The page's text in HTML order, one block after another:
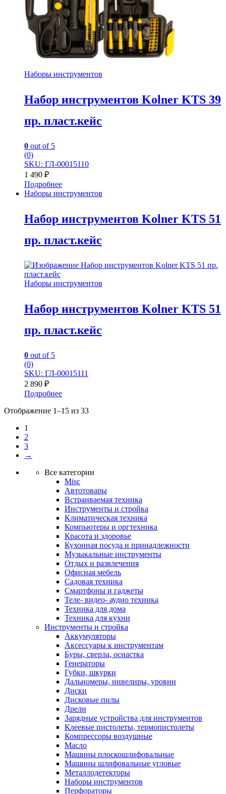
Наборы инструментов
Набор инструментов Kolner KTS 39
пр. пласт.кейс
0 out of 5
(0)
SKU: ГЛ-00015110
1 490 ₽
Подробнее
Наборы инструментов
Набор инструментов Kolner KTS 51
пр. пласт.кейс
Наборы инструментов
Набор инструментов Kolner KTS 51
пр. пласт.кейс
0 out of 5
(0)
SKU: ГЛ-00015111
2 890 ₽
Подробнее
Отображение 1–15 из 33
1
2
3
→
Все категории
Misc
Автотовары
Встраиваемая техника
Инструменты и стройка
Климатическая техника
Компьютеры и оргтехника
Красота и здоровье
Кухонная посуда и принадлежности
Музыкальные инструменты
Отдых и развлечения
Офисная мебель
Садовая техника
Смартфоны и гаджеты
Теле- видео- аудио техника
Техника для дома
Техника для кухни
Инструменты и стройка
Аккумуляторы
Аксессуары к инструментам
Буры, сверла, оснастка
Генераторы
Губки, шкурки
Дальномеры, нивелиры, уровни
Диски
Дисковые пилы
Дрели
Зарядные устройства для инструментов
Клеевые пистолеты, термопистолеты
Компрессоры воздушные
Масло
Машины плоскошлифовальные
Машины шлифовальные угловые
Металлодетекторы
Наборы инструментов
Перфораторы